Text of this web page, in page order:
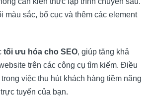
màu sắc, bố cục và thêm các element
tối ưu hóa cho SEO, giúp tăng khả
trên các công cụ tìm kiếm. Điều
việc thu hút khách hàng tiềm năng
tuyến của bạn.